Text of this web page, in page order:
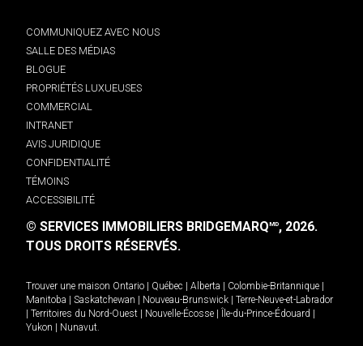
COMMUNIQUEZ AVEC NOUS
SALLE DES MÉDIAS
BLOGUE
PROPRIÉTÉS LUXUEUSES
COMMERCIAL
INTRANET
AVIS JURIDIQUE
CONFIDENTIALITÉ
TÉMOINS
ACCESSIBILITÉ
© SERVICES IMMOBILIERS BRIDGEMARQMD, 2026.
TOUS DROITS RÉSERVÉS.
Trouver une maison Ontario Québec Alberta Colombie-Britannique
Manitoba
Saskatchewan Nouveau-Brunswick
Terre-Neuve-et-Labrador
Territoires du Nord-Ouest Nouvelle-Écosse Île-du-Prince-Édouard
Yukon
Nunavut.